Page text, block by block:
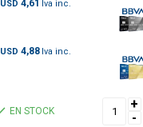
USD 4,61
USD 4,88
EN STOCK
+
-